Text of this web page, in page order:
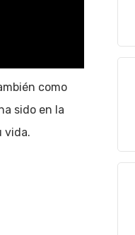
como
sido en la
vida.